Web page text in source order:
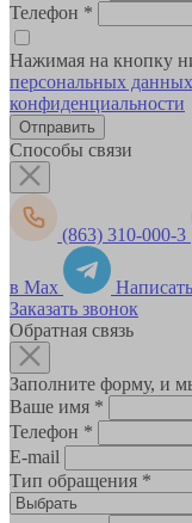
Телефон *
Нажимая на кнопку
персональных данных
конфиденциальности
Способы связи
(863) 310-000-3
в Max
Заказать звонок
Обратная связь
Заполните форму, и
Ваше имя *
Телефон *
E-mail
Тип обращения *